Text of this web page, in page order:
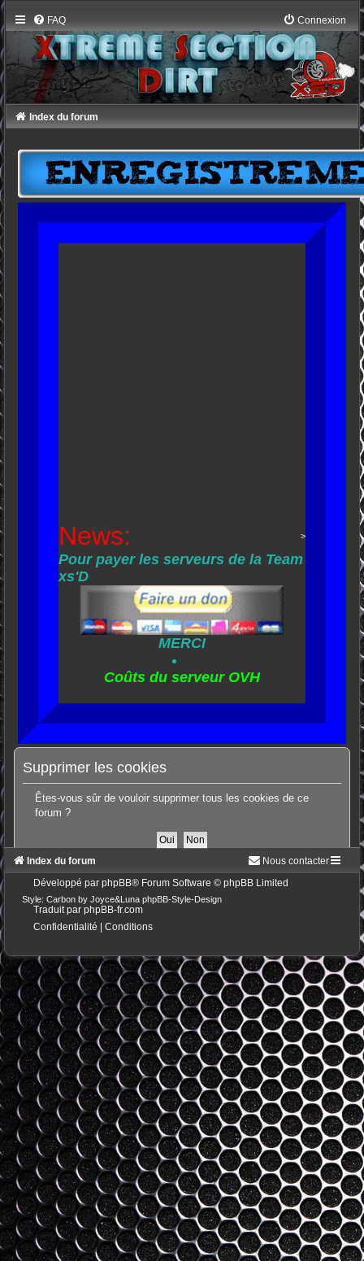
FAQ Connexion
Index du forum
News: >
Pour payer les serveurs de la Team
xs'D
MERCI
Coûts du serveur OVH
Supprimer les cookies
Êtes-vous sûr de vouloir supprimer tous les cookies de ce
forum ?
Index du forum
Nous contacter
Développé par phpBB® Forum Software © phpBB Limited
Style: Carbon by Joyce&LunaphpBB-Style-Design
Traduit par phpBB-fr.com
Confidentialité
Conditions